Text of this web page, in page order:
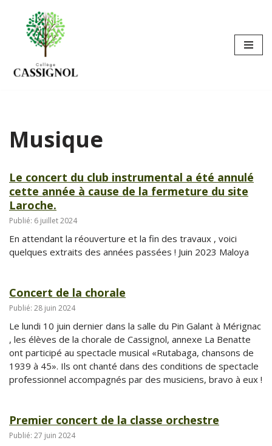
Aller
contenu
Musique
Le concert du club instrumental a été annulé
cette année à cause de la fermeture du site
Laroche.
Publié: 6 juillet 2024
En attendant la réouverture et la fin des travaux , voici
quelques extraits des années passées ! Juin 2023 Maloya
Concert de la chorale
Publié: 28 juin 2024
Le lundi 10 juin dernier dans la salle du Pin Galant à Mérignac
, les élèves de la chorale de Cassignol, annexe La Benatte
ont participé au spectacle musical «Rutabaga, chansons de
1939 à 45». Ils ont chanté dans des conditions de spectacle
professionnel accompagnés par des musiciens, bravo à eux !
Premier concert de la classe orchestre
Publié: 27 juin 2024